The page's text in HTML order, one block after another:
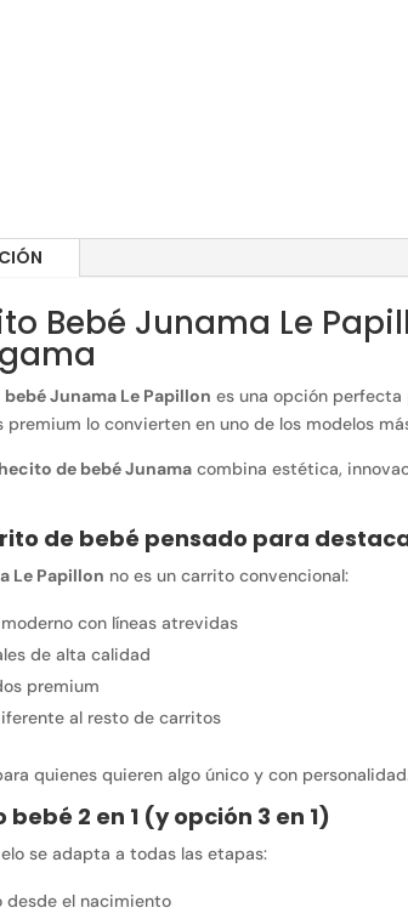
Bebé Junama Le
Junama Le Papillon es una opción
premium lo convierten en uno de los modelos
de bebé Junama combina estética,
de bebé pensado para
Le Papillon no es un carrito convencional:
con líneas atrevidas
de alta calidad
premium
al resto de carritos
quienes quieren algo único y con
2 en 1 (y opción 3 en 1)
se adapta a todas las etapas:
desde el nacimiento